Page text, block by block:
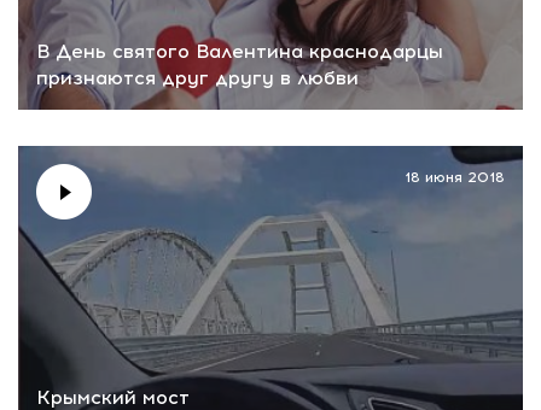
В День святого Валентина краснодарцы
признаются друг другу в любви
Крымский мост
18 июня 2018